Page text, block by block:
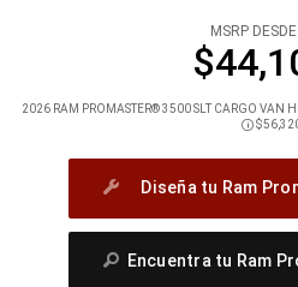
MSRP DESDE
2026 RAM PROMASTER® 3500 SLT CARGO VAN
Diseña tu Ram
Encuentra tu Ram